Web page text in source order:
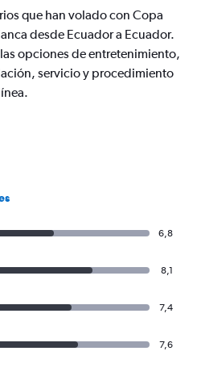
que han volado con Copa
desde Ecuador a Ecuador.
opciones de entretenimiento,
servicio y procedimiento
6,8
8,1
7,4
7,6